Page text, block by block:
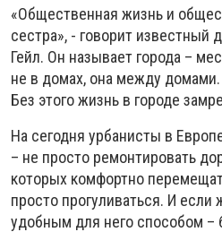
«Общественная жизнь и
сестра», - говорит известный
Гейл. Он называет города –
не в домах, она между
Без этого жизнь в городе
На сегодня урбанисты в
– не просто ремонтировать
которых комфортно
просто прогуливаться. И
удобным для него способом –